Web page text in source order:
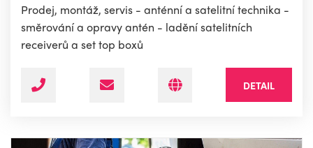
Prodej, montáž, servis - anténní a satelitní technika -
směrování a opravy antén - ladění satelitních
receiverů a set top boxů
DETAIL